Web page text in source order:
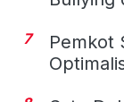
7
Pemkot